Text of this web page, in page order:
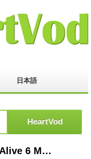
日本語
HeartVod : Dead or Alive 6 Mai Shiranui story mode.